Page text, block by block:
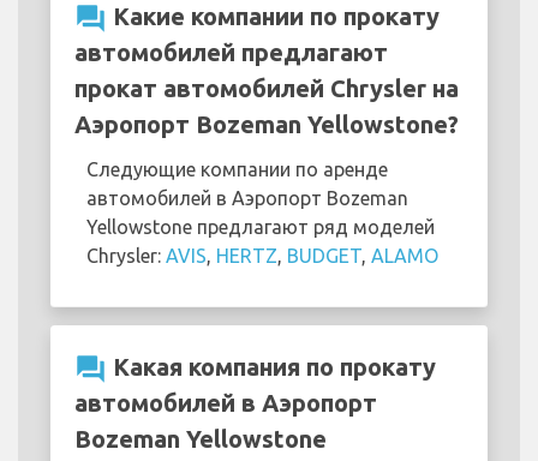
question_answer Какие компании по прокату
автомобилей предлагают
прокат автомобилей Chrysler на
Аэропорт Bozeman Yellowstone?
Следующие компании по аренде
автомобилей в Аэропорт Bozeman
Yellowstone предлагают ряд моделей
Chrysler: AVIS, HERTZ, BUDGET, ALAMO
question_answer Какая компания по прокату
автомобилей в Аэропорт
Bozeman Yellowstone